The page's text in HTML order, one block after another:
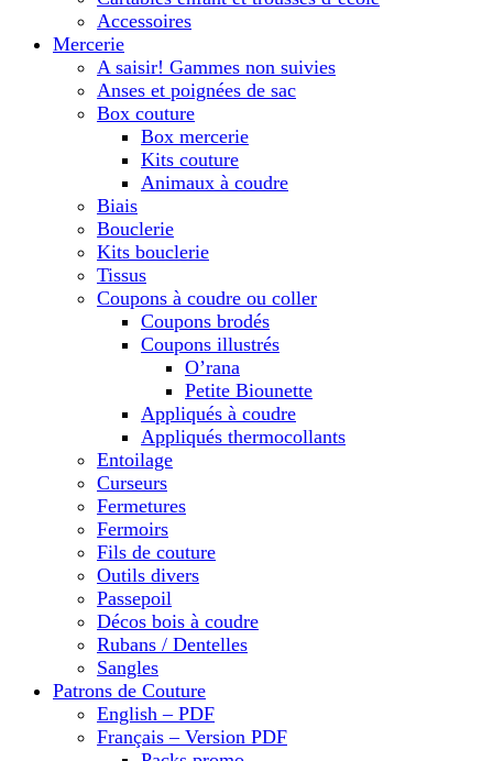
Accessoires
Mercerie
A saisir! Gammes non suivies
Anses et poignées de sac
Box couture
Box mercerie
Kits couture
Animaux à coudre
Biais
Bouclerie
Kits bouclerie
Tissus
Coupons à coudre ou coller
Coupons brodés
Coupons illustrés
O’rana
Petite Biounette
Appliqués à coudre
Appliqués thermocollants
Entoilage
Curseurs
Fermetures
Fermoirs
Fils de couture
Outils divers
Passepoil
Décos bois à coudre
Rubans / Dentelles
Sangles
Patrons de Couture
English – PDF
Français – Version PDF